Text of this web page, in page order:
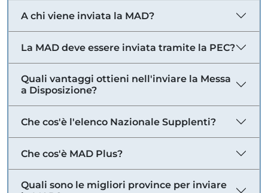
A chi viene inviata la MAD?
La MAD deve essere inviata tramite la PEC?
Quali vantaggi ottieni nell'inviare la Messa
a Disposizione?
Che cos'è l'elenco Nazionale Supplenti?
Che cos'è MAD Plus?
Quali sono le migliori province per inviare